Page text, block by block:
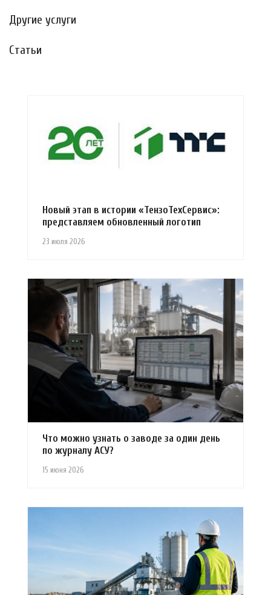
Другие услуги
Статьи
23 июля 2026
Новый этап в истории «ТензоТехСервис»:
представляем обновленный логотип
15 июня 2026
Что можно узнать о заводе за один день
по журналу АСУ?